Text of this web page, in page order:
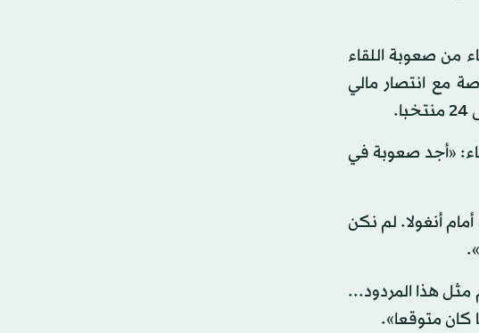
من صعوبة اللقاء
مع انتصار مالي
جيريس عقب اللقاء: «أجد صعوبة في
أنغولا. لم نكن
هذا المردود...
كان متوقعا».